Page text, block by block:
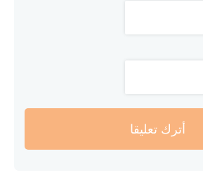
أترك تعليقا